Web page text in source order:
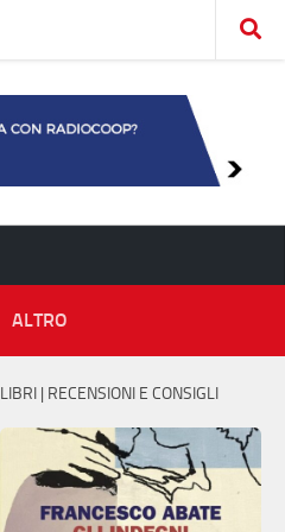
ALTRO
LIBRI | RECENSIONI E CONSIGLI